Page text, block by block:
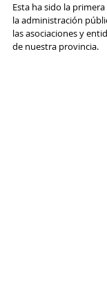
Esta ha sido la
la administración
las asociaciones y
de nuestra provincia.